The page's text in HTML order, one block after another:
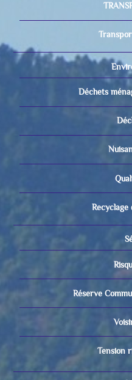
Déchets
Recyclage
Réserve
Tension